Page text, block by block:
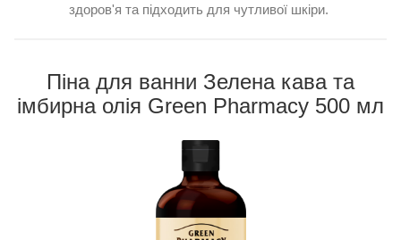
здоров'я та підходить для чутливої ​​шкіри.
Піна для ванни Зелена кава та
імбирна олія Green Pharmacy 500 мл